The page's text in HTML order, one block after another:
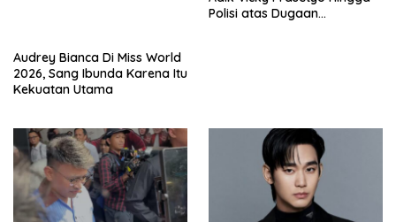
Audrey Bianca Di Miss World
2026, Sang Ibunda Karena Itu
Kekuatan Utama
Polisi atas Dugaan